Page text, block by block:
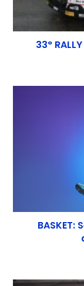
33°
BASKET: